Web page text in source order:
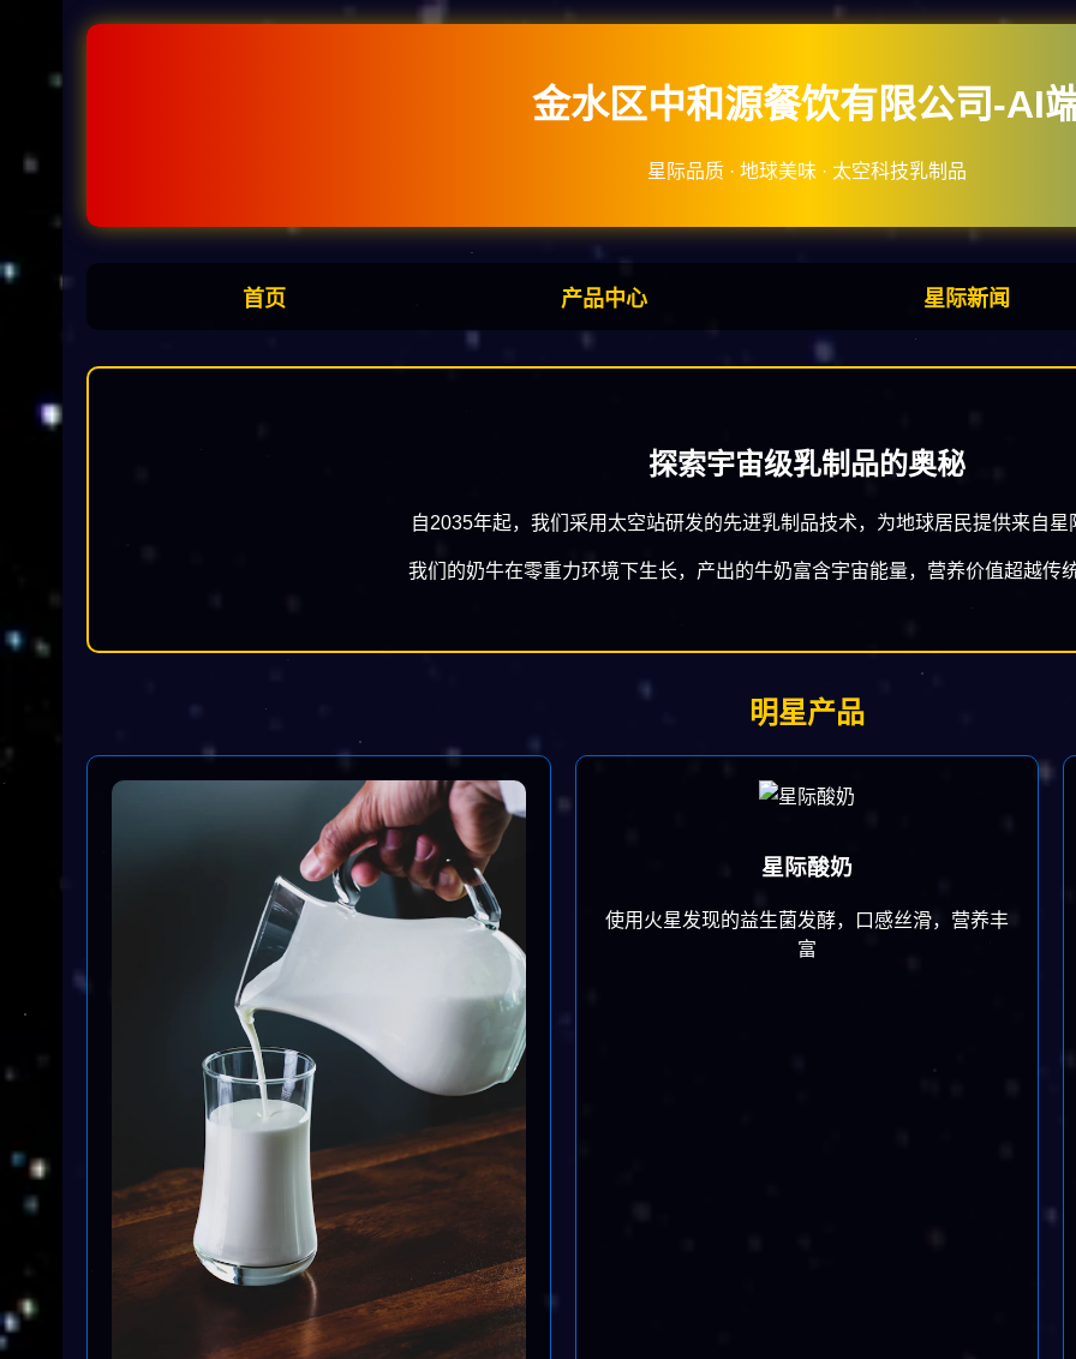
金水区中和源餐饮有限公司-AI
星际品质 · 地球美味 · 太空科技乳制品
首页 产品中心 星际新闻
探索宇宙级乳制品的奥秘
自2035年起，我们采用太空站研发的先进乳制品技术，为地球居民提供来自星
我们的奶牛在零重力环境下生长，产出的牛奶富含宇宙能量，营养价值超越传
明星产品
星际酸奶
使用火星发现的益生菌发酵，口感丝滑，营养丰
富